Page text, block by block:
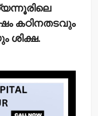
കഠിനതടവും
ശിക്ഷ.